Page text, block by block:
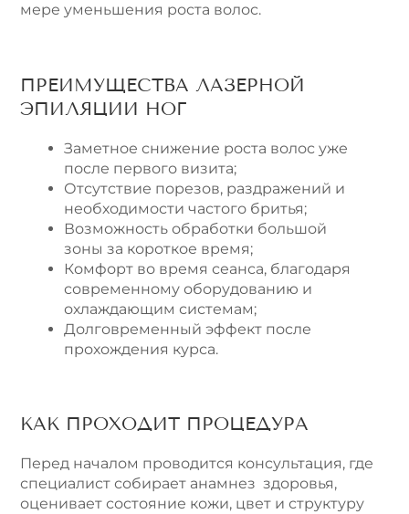
мере уменьшения роста волос.
ПРЕИМУЩЕСТВА ЛАЗЕРНОЙ
ЭПИЛЯЦИИ НОГ
Заметное снижение роста волос уже
после первого визита;
Отсутствие порезов, раздражений и
необходимости частого бритья;
Возможность обработки большой
зоны за короткое время;
Комфорт во время сеанса, благодаря
современному оборудованию и
охлаждающим системам;
Долговременный эффект после
прохождения курса.
КАК ПРОХОДИТ ПРОЦЕДУРА
Перед началом проводится консультация, где
специалист собирает анамнез здоровья,
оценивает состояние кожи, цвет и структуру